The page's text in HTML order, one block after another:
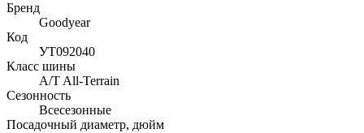
Бренд
Goodyear
Код
УТ092040
Класс шины
A/T All-Terrain
Сезонность
Всесезонные
Посадочный диаметр, дюйм